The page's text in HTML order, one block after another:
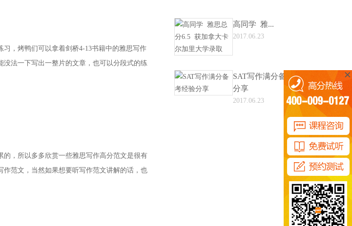
，烤鸭们可以拿着剑桥4-13书籍中的雅思写作
法一下写出一整片的文章，也可以分段式的练
，所以多多欣赏一些雅思写作高分范文是很有
范文，当然如果想要听写作范文讲解的话，也
高同学 雅...
2017.06.23
SAT写作满分备考经验
分享
2017.06.23